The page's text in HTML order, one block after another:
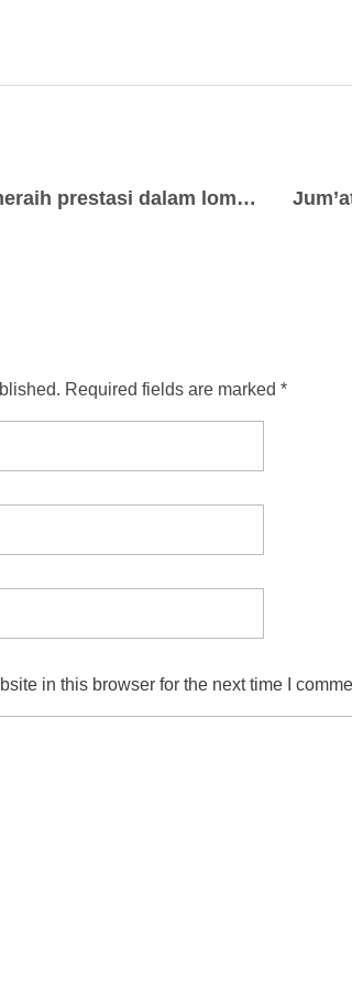
MTSN 1 Sidoarjo meraih prestasi dalam lomba cipta puisi dan debat berbahasa Indonesia se-Kabupaten Sidoarjo
Required fields are marked *
in this browser for the next time I